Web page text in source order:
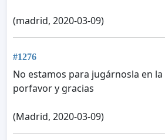
(madrid, 2020-03-09)
#1276
No estamos para jugárnosla en
porfavor y gracias
(Madrid, 2020-03-09)